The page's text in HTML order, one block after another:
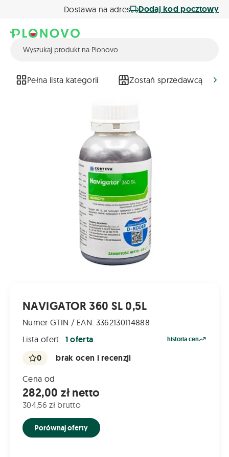
Dostawa na adres Dodaj kod pocztowy
Pełna lista kategorii Zostań sprzedawcą
NAVIGATOR 360 SL 0,5L
Numer GTIN / EAN: 3362130114888
Lista ofert
1 oferta historia cen
0 brak ocen i recenzji
Cena od
282,00 zł netto
304,56 zł brutto
Porównaj oferty